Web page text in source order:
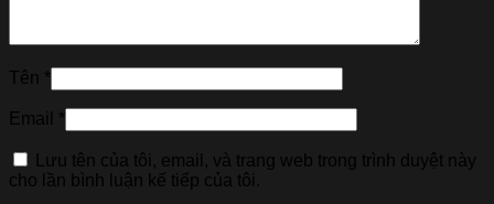
Tên *
Email *
Lưu tên của tôi, email, và trang web trong trình duyệt này
cho lần bình luận kế tiếp của tôi.